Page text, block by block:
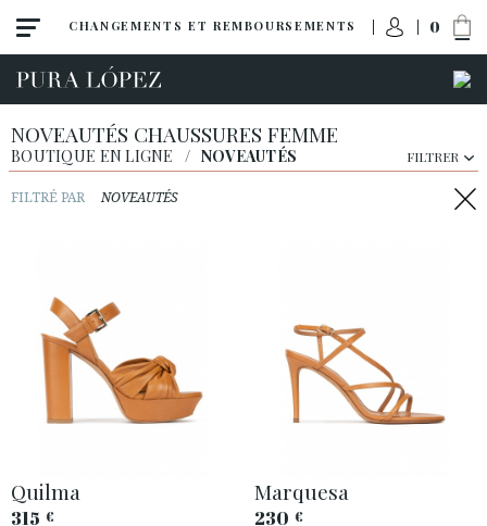
CHANGEMENTS ET REMBOURSEMENTS 0
Toute la collection
Sandales
Compensées
Talon haut
Talon moyen
Chaussures plates
NOVEAUTÉS CHAUSSURES FEMME
BOUTIQUE EN LIGNE / NOVEAUTÉS FILTRER
FILTRÉ PAR NOVEAUTÉS
Quilma
315 €
Marquesa
230 €